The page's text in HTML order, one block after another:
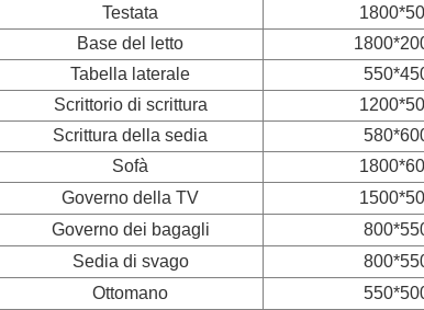
Testata
Base del letto
Tabella laterale
Scrittorio di scrittura
Scrittura della sedia
Sofà
Governo della TV
Governo dei bagagli
Sedia di svago
Ottomano